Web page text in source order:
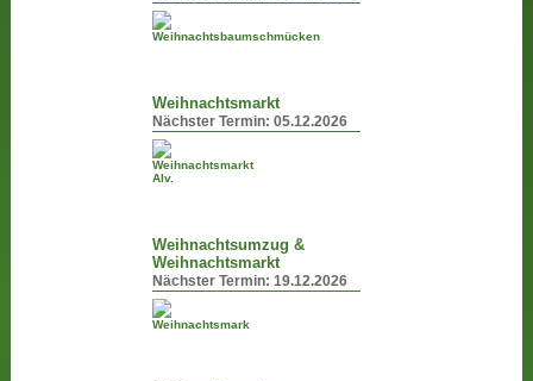
Weihnachtsmarkt
Nächster Termin:05.12.2026
Weihnachtsumzug &
Weihnachtsmarkt
Nächster Termin:19.12.2026